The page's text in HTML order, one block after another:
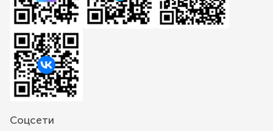
Соцсети